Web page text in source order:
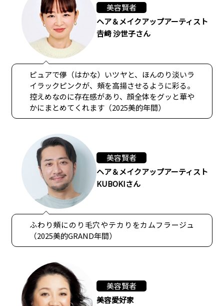
美容賢者
ヘア＆メイクアップアーティスト
𠮷﨑 沙世子さん
ピュアで儚（はかな）いツヤと、ほんのり淡いラ
イラックピンクが、頰を高揚させるように彩る。
控えめなのに存在感があり、顔全体をグッと華や
かにまとめてくれます（2025美的年間）
美容賢者
ヘア＆メイクアップアーティスト
KUBOKIさん
ふわり頰にのり毛穴やテカりをカムフラージュ
（2025美的GRAND年間）
美容賢者
美容愛好家